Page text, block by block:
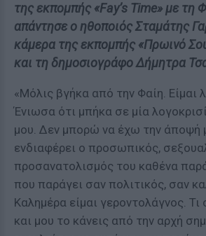
της εκπομπής «Fay’s Time» με τη
απάντησε ο ηθοποιός Σταμάτης
κάμερα της εκπομπής «Πρωινό
και τη δημοσιογράφο Δήμητρα
«Μόλις βγήκα από την Φαίη. Είμαι
Ένιωσα ότι μπήκα σε μία
μου. Δεν μπορώ να έχω την άποψή
ενδιαφέρει ο προσωπικός,
προσανατολισμός του καθένα
που παράγει σαν πολιτικός, σαν
Καλημέρα είμαι γεροντολάγνος. Τι
και μου το κάνεις από την αρχή